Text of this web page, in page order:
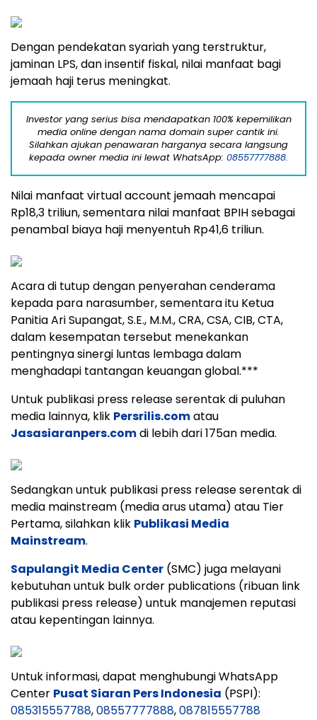
Dengan pendekatan syariah yang terstruktur,
jaminan LPS, dan insentif fiskal, nilai manfaat bagi
jemaah haji terus meningkat.
Investor yang serius bisa mendapatkan 100% kepemilikan
media online dengan nama domain super cantik ini.
Silahkan ajukan penawaran harganya secara langsung
kepada owner media ini lewat WhatsApp: 08557777888.
Nilai manfaat virtual account jemaah mencapai
Rp18,3 triliun, sementara nilai manfaat BPIH sebagai
penambal biaya haji menyentuh Rp41,6 triliun.
Acara di tutup dengan penyerahan cenderama
kepada para narasumber, sementara itu Ketua
Panitia Ari Supangat, S.E., M.M., CRA, CSA, CIB, CTA,
dalam kesempatan tersebut menekankan
pentingnya sinergi luntas lembaga dalam
menghadapi tantangan keuangan global.***
Untuk publikasi press release serentak di puluhan
media lainnya, klik Persrilis.comatau
Jasasiaranpers.comdi lebih dari 175an media.
Sedangkan untuk publikasi press release serentak di
media mainstream (media arus utama) atau Tier
Pertama, silahkan klik Publikasi Media
Mainstream.
Sapulangit Media Center (SMC) juga melayani
kebutuhan untuk bulk order publications (ribuan link
publikasi press release) untuk manajemen reputasi
atau kepentingan lainnya.
Untuk informasi, dapat menghubungi WhatsApp
Center Pusat Siaran Pers Indonesia (PSPI):
085315557788,08557777888,087815557788